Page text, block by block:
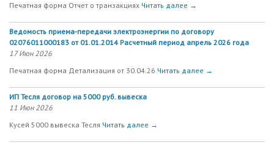
Печатная форма Отчет о транзакциях Читать далее →
Ведомость приема-передачи электроэнергии по договору
02076011000183 от 01.01.2014 Расчетный период апрель 2026 года
17 Июн 2026
Печатная форма Детализация от 30.04.26 Читать далее →
ИП Тесля договор на 5000 руб. вывеска
11 Июн 2026
Кусей 5000 вывеска Тесля Читать далее →